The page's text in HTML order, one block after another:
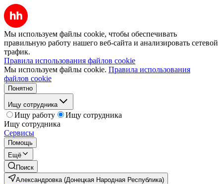
Мы используем файлы cookie, чтобы обеспечивать
правильную работу нашего веб-сайта и анализировать сетевой
трафик.
Правила использования файлов cookie
Мы используем файлы cookie. Правила использования
файлов cookie
Понятно
Ищу сотрудника
Ищу работу
Ищу сотрудника
Ищу сотрудника
Сервисы
Помощь
Ещё
Поиск
Александровка (Донецкая Народная Республика)